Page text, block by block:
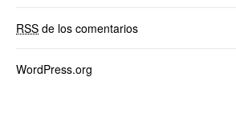
RSS de los comentarios
WordPress.org